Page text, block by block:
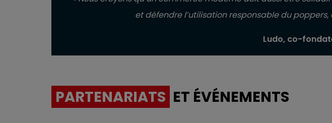
et défendre l’utilisation responsable du poppers,
Ludo, co-
PARTENARIATS ET ÉVÉNEMENTS